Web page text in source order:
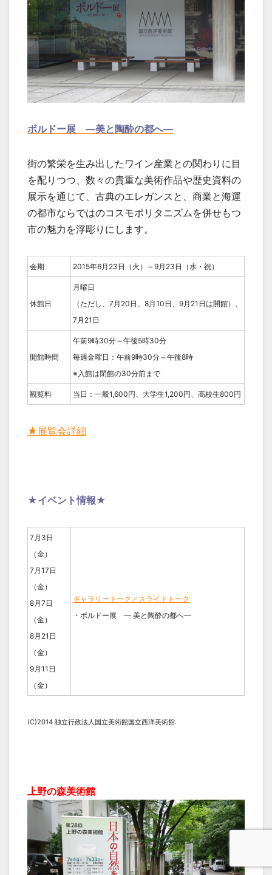
ボルドー展 ―美と陶酔の都へ―
街の繁栄を生み出したワイン産業との関わりに目
を配りつつ、数々の貴重な美術作品や歴史資料の
展示を通じて、古典のエレガンスと、商業と海運
の都市ならではのコスモポリタニズムを併せもつ
市の魅力を浮彫りにします。
会期 2015年6月23日（火）～9月23日（水・祝）
休館日
月曜日
（ただし、7月20日、8月10日、9月21日は開館）、
7月21日
開館時間
午前9時30分～午後5時30分
毎週金曜日：午前9時30分～午後8時
※入館は閉館の30分前まで
観覧料 当日：一般1,600円、大学生1,200円、高校生800円
★展覧会詳細
★イベント情報★
7月3日
（金）
7月17日
（金）
8月7日
（金）
8月21日
（金）
9月11日
（金）
ギャラリートーク／スライドトーク
・ボルドー展 ― 美と陶酔の都へ―
(C)2014 独立行政法人国立美術館国立西洋美術館.
上野の森美術館